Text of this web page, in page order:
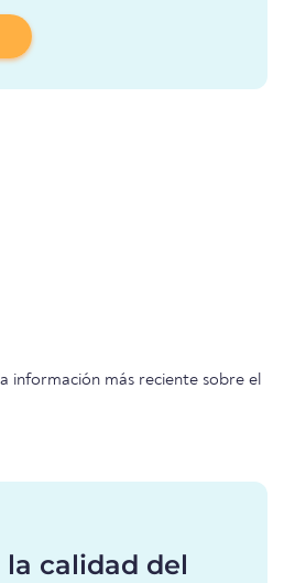
información más reciente sobre el
la calidad del